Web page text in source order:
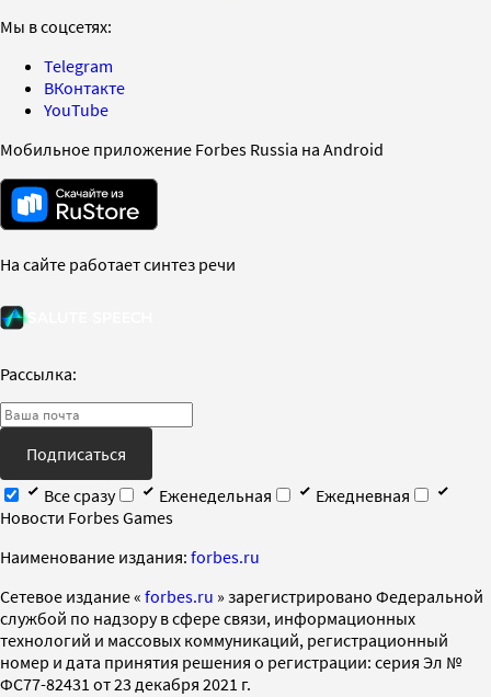
Мы в соцсетях:
Telegram
ВКонтакте
YouTube
Мобильное приложение Forbes Russia на Android
На сайте работает синтез речи
Рассылка:
Подписаться
Все сразу
Еженедельная
Ежедневная
Новости Forbes Games
Наименование издания: forbes.ru
Cетевое издание « forbes.ru » зарегистрировано Федеральной
службой по надзору в сфере связи, информационных
технологий и массовых коммуникаций, регистрационный
номер и дата принятия решения о регистрации: серия Эл №
ФС77-82431 от 23 декабря 2021 г.